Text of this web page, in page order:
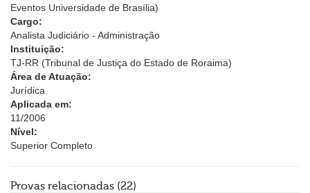
Eventos Universidade de Brasília)
Cargo:
Analista Judiciário - Administração
Instituição:
TJ-RR (Tribunal de Justiça do Estado de Roraima)
Área de Atuação:
Jurídica
Aplicada em:
11/2006
Nível:
Superior Completo
Provas relacionadas (22)